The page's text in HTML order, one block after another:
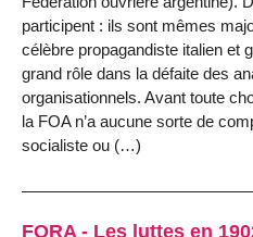
participent : ils sont mêmes
célèbre propagandiste italien et
grand rôle dans la défaite des
organisationnels. Avant toute
la FOA n’a aucune sorte de
socialiste ou (…)
FORA - Les luttes en